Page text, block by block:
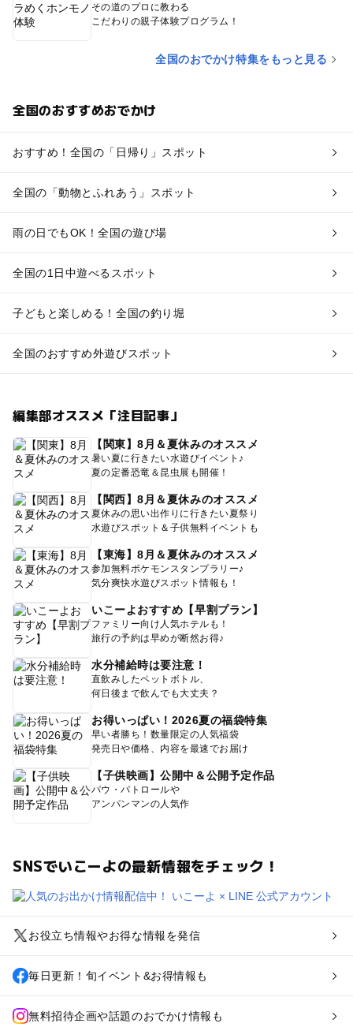
その道のプロに教わる
こだわりの親子体験プログラム！
全国のおでかけ特集をもっと見る
全国のおすすめおでかけ
おすすめ！全国の「日帰り」スポット
全国の「動物とふれあう」スポット
雨の日でもOK！全国の遊び場
全国の1日中遊べるスポット
子どもと楽しめる！全国の釣り堀
全国のおすすめ外遊びスポット
編集部オススメ「注目記事」
【関東】8月＆夏休みのオススメ
暑い夏に行きたい水遊びイベント♪
夏の定番恐竜＆昆虫展も開催！
【関西】8月＆夏休みのオススメ
夏休みの思い出作りに行きたい夏祭り
水遊びスポット＆子供無料イベントも
【東海】8月＆夏休みのオススメ
参加無料ポケモンスタンプラリー♪
気分爽快水遊びスポット情報も！
いこーよおすすめ【早割プラン】
ファミリー向け人気ホテルも！
旅行の予約は早めが断然お得♪
水分補給時は要注意！
直飲みしたペットボトル、
何日後まで飲んでも大丈夫？
お得いっぱい！2026夏の福袋特集
早い者勝ち！数量限定の人気福袋
発売日や価格、内容を最速でお届け
【子供映画】公開中＆公開予定作品
パウ・パトロールや
アンパンマンの人気作
SNSでいこーよの最新情報をチェック！
お役立ち情報やお得な情報を発信
毎日更新！旬イベント&お得情報も
無料招待企画や話題のおでかけ情報も